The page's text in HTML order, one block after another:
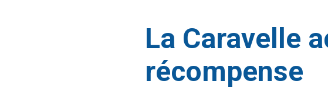
La Caravelle
récompense